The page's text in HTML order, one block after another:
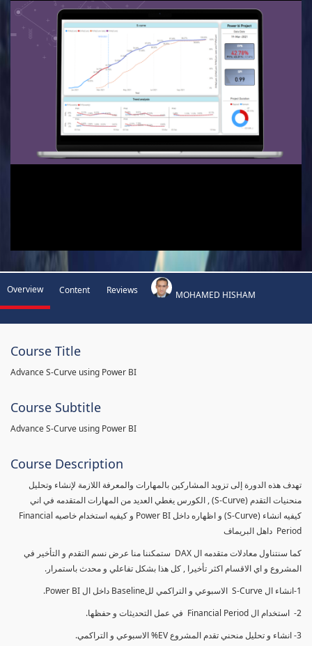
Overview Content Reviews MOHAMED HISHAM
Course Title
Advance S-Curve using Power BI
Course Subtitle
Advance S-Curve using Power BI
Course Description
تهدف هذه الدورة إلى تزويد المشاركين بالمهارات والمعرفة اللازمة لإنشاء وتحليل
منحنيات التقدم (S-Curve) , الكورس يغطي العديد من المهارات المتقدمه في اني
كيفيه انشاء (S-Curve) و اظهاره داخل Power BI و كيفيه استخدام خاصيه Financial
Period داهل البريماف
كما سنتناول معادلات متقدمه ال DAX ستمكننا منا عرض نسم التقدم و التأخير في
المشروع و اي الاقسام اكثر تأخيرا , كل هذا بشكل تفاعلي و محدث باستمرار.
1-انشاء ال S-Curve الاسبوعي و التراكمي للBaseline داخل ال Power BI.
2- استخدام ال Financial Period في عمل التحديثات و حفظها.
3- انشاء و تحليل منحني تقدم المشروع EV% الاسبوعي و التراكمي.